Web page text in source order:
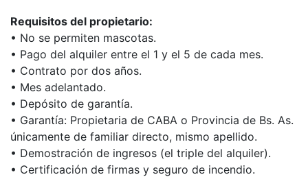
Requisitos del propietario:
• No se permiten mascotas.
• Pago del alquiler entre el 1 y el 5 de cada mes.
• Contrato por dos años.
• Mes adelantado.
• Depósito de garantía.
• Garantía: Propietaria de CABA o Provincia de Bs. As.
únicamente de familiar directo, mismo apellido.
• Demostración de ingresos (el triple del alquiler).
• Certificación de firmas y seguro de incendio.